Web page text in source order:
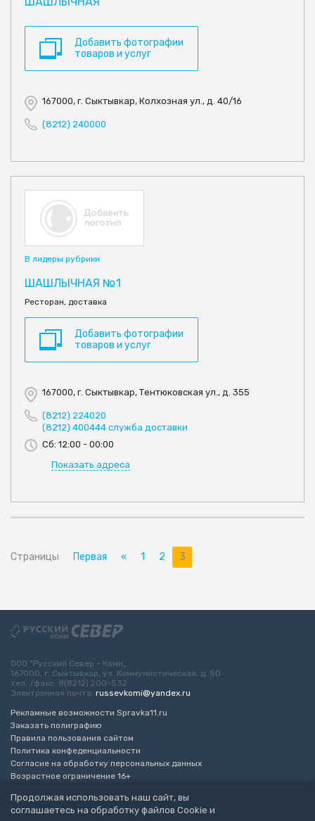
Добавить фотографии
товаров и услуг
167000, г. Сыктывкар, Колхозная ул., д. 40/16
(8212) 240000
В лидеры рубрики
ШАШЛЫЧНАЯ №1
Ресторан, доставка
Добавить фотографии
товаров и услуг
167000, г. Сыктывкар, Тентюковская ул., д. 355
(8212) 224020
(8212) 400444 служба доставки
Сб: 12:00 - 00:00
Показать адреса
Страницы Первая « 1 2 3
Продолжая использовать наш сайт, вы
соглашаетесь на обработку файлов Cookie и
ООО “Русский Север - Коми„
167000, г. Сыктывкар, ул. Коммунистическая, д. 50
тел. /факс: 8(8212) 200-532
Электронная почта: russevkomi@yandex.ru
Рекламные возможности Spravka11.ru
Заказать полиграфию
Правила пользования сайтом
Политика конфеденциальности
Согласие на обработку персональных данных
Возрастное ограничение 16+
Разработка сайта“ЭкспертБизнесГрупп”
© 2010-2026 Русский Север - Коми